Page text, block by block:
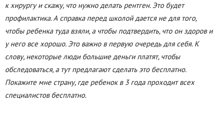
к хирургу и скажу, что нужно делать рентген. Это будет
профилактика. А справка перед школой дается не для того,
чтобы ребенка туда взяли, а чтобы подтвердить, что он здоров и
у него все хорошо. Это важно в первую очередь для себя. К
слову, некоторые люди большие деньги платят, чтобы
обследоваться, а тут предлагают сделать это бесплатно.
Покажите мне страну, где ребенок в 3 года проходит всех
специалистов бесплатно.